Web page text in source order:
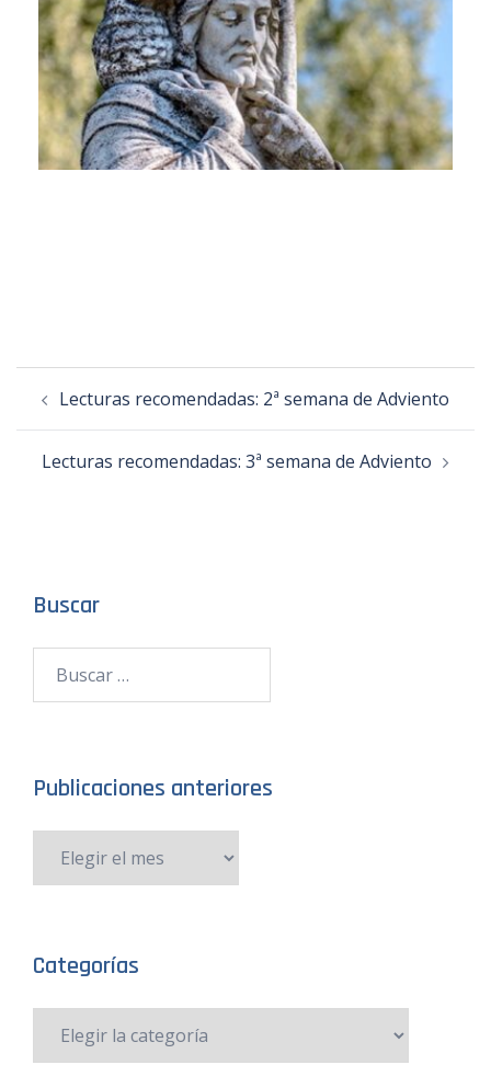
Lecturas recomendadas: 2ª semana de Adviento
Lecturas recomendadas: 3ª semana de Adviento
Buscar
Publicaciones anteriores
Categorías